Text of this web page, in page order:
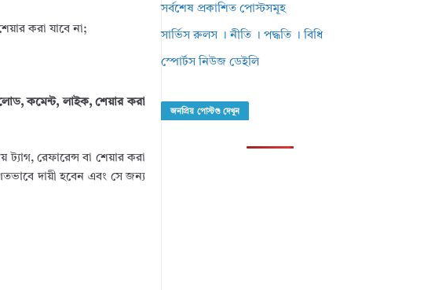
করা যাবে না;
কমেন্ট, লাইক, শেয়ার করা
রেফারেন্স বা শেয়ার করা
দায়ী হবেন এবং সে জন্য
সর্বশেষ প্রকাশিত পোস্টসমূহ
সার্ভিস রুলস । নীতি । পদ্ধতি । বিধি
স্পোর্টস নিউজ ডেইলি
জনপ্রিয় পোস্টগু দেখুন